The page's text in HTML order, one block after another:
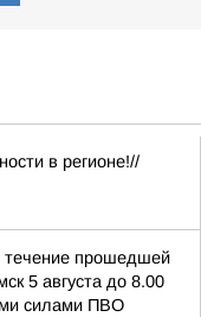
в регионе!//
прошедшей
5 августа до 8.00
силами ПВО